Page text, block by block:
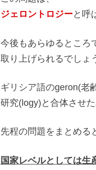
ジェロントロジーと呼
今後もあらゆるところ
取り上げられるでしょ
ギリシア語のgeron(老
研究(logy)と合体させた
先程の問題をまとめる
国家レベルとしては生